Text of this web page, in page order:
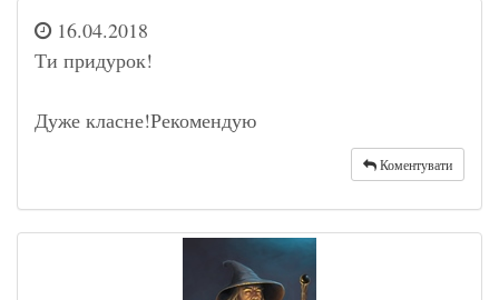
16.04.2018
Ти придурок!
Дуже класне!Рекомендую
Коментувати